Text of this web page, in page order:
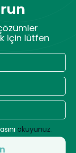
için lütfen
okuyunuz.